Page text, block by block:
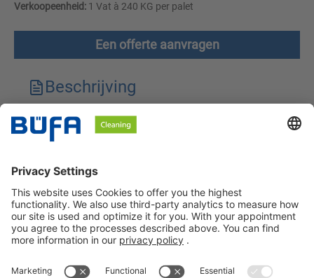
Verkoopeenheid: 1 Vat à 240 KG per palet
Een offerte aanvragen
Beschrijving
Technische kenmerken
Veiligheidsinstructies